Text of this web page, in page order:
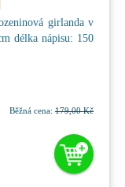
girlanda v
délka nápisu: 150
Běžná cena: 179,00 Kč